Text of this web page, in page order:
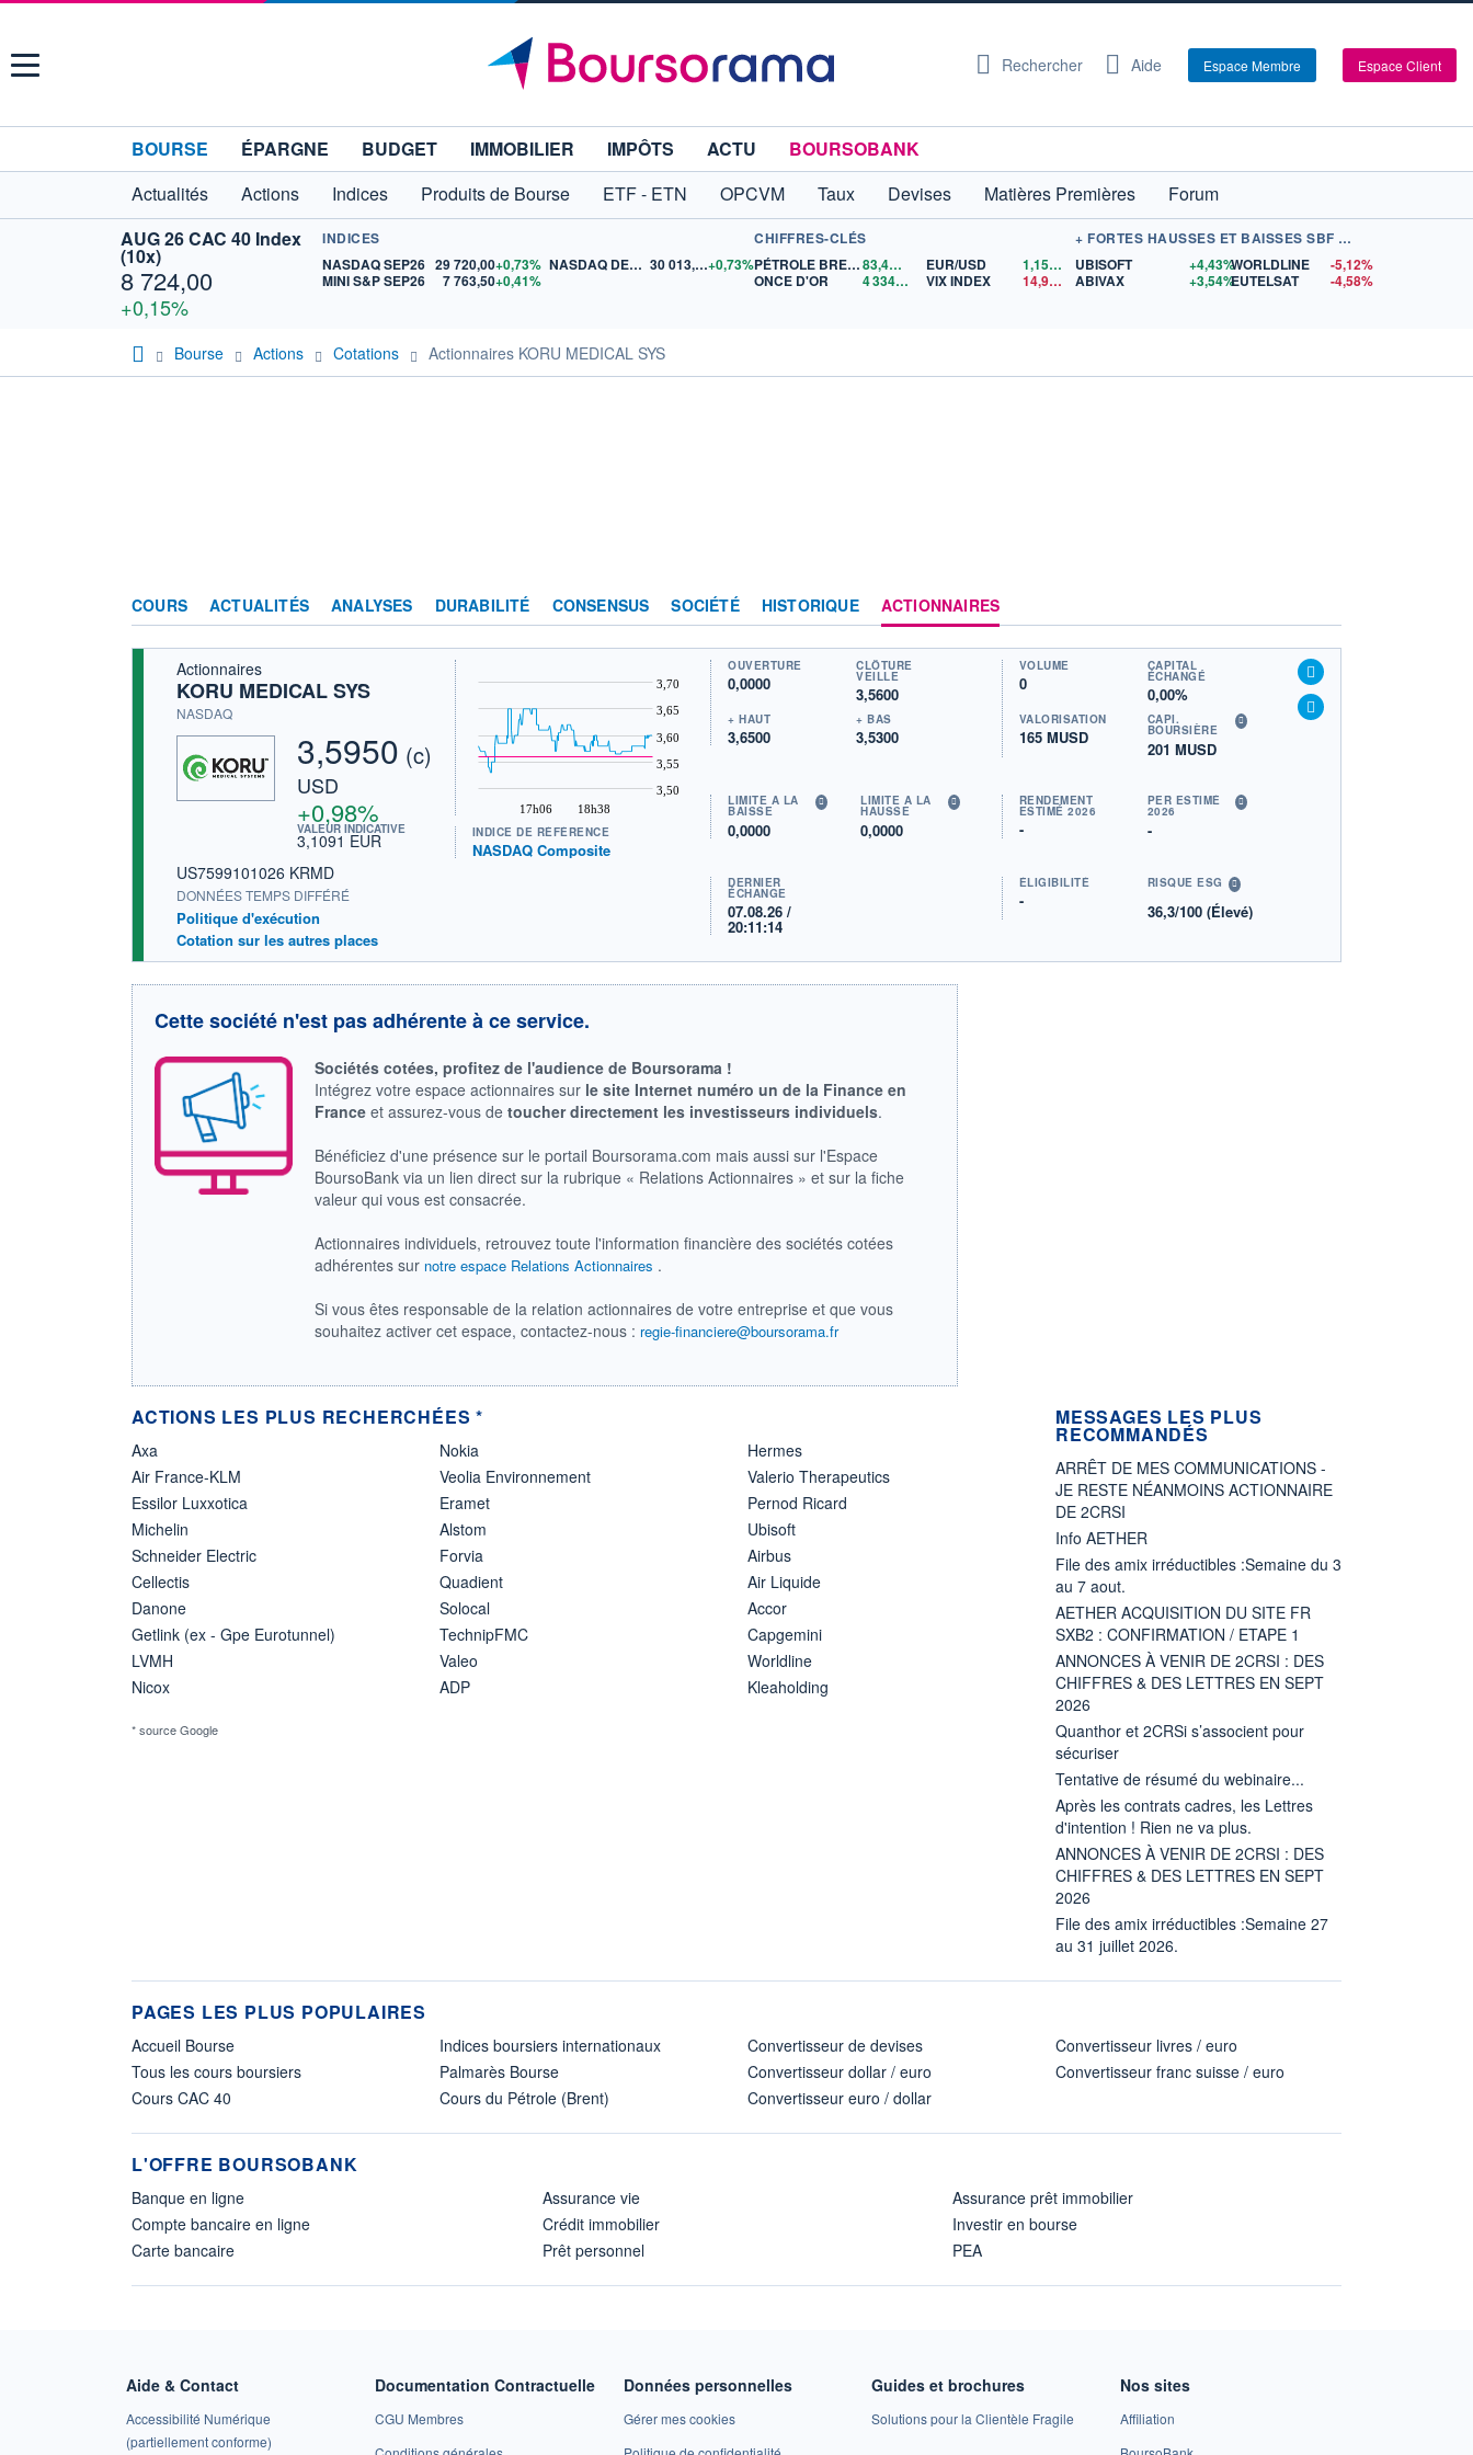
Menu Rechercher Aide Espace Membre Espace Client
BOURSE ÉPARGNE BUDGET IMMOBILIER IMPÔTS ACTU
BOURSOBANK
Actualités
Actions Indices Produits de Bourse ETF - ETN OPCVM Taux Devises Matières Premières
Forum
AUG 26 CAC 40 Index
(10x)
8 724,00
+0,15%
INDICES
NASDAQ SEP26 29 720,00+0,73%
MINI S&P SEP26
7 763,50+0,41%
NASDAQ DEC26 30 013,75+0,73%
CHIFFRES-CLÉS
PÉTROLE BRENT
83,43$US
ONCE D'OR
4 334,45 $US
EUR/USD 1,1562
$US
VIX INDEX
14,92$US
+ FORTES HAUSSES ET BAISSES SBF 120
UBISOFT
+4,43%
ABIVAX
+3,54%
WORLDLINE
-5,12%
EUTELSAT
-4,58%
Bourse Actions Cotations Actionnaires KORU MEDICAL SYS
COURS ACTUALITÉS ANALYSES DURABILITÉ CONSENSUS SOCIÉTÉ HISTORIQUE ACTIONNAIRES
Actionnaires
KORU MEDICAL SYS
NASDAQ
3,5950 (c)
USD
+0,98%
VALEUR INDICATIVE
3,1091 EUR
US7599101026 KRMD
DONNÉES TEMPS DIFFÉRÉ
Politique d'exécution
Cotation sur les autres places
17h06 18h38
3,50
3,55
3,60
3,65
3,70
INDICE DE RÉFÉRENCE
NASDAQ Composite
OUVERTURE
0,0000
CLÔTURE
VEILLE
3,5600
+ HAUT
3,6500
+ BAS
3,5300
VOLUME
0
CAPITAL
ÉCHANGÉ
0,00%
VALORISATION
165 MUSD
CAPI.
BOURSIÈRE
201 MUSD
LIMITE À LA
BAISSE
0,0000
LIMITE À LA
HAUSSE
0,0000
RENDEMENT
ESTIMÉ 2026
-
PER ESTIMÉ
2026
-
DERNIER
ÉCHANGE
07.08.26 /
20:11:14
ÉLIGIBILITÉ
-
RISQUE ESG
36,3/100 (Élevé)
Cette société n'est pas adhérente à ce service.
Sociétés cotées, profitez de l'audience de Boursorama !
Intégrez votre espace actionnaires sur le site Internet numéro un de la Finance en
France et assurez-vous detoucher directement les investisseurs individuels.
Bénéficiez d'une présence sur le portail Boursorama.com mais aussi sur l'Espace
BoursoBank via un lien direct sur la rubrique « Relations Actionnaires » et sur la fiche
valeur qui vous est consacrée.
Actionnaires individuels, retrouvez toute l'information financière des sociétés cotées
adhérentes sur notre espace Relations Actionnaires .
Si vous êtes responsable de la relation actionnaires de votre entreprise et que vous
souhaitez activer cet espace, contactez-nous : regie-financiere@boursorama.fr
ACTIONS LES PLUS RECHERCHÉES *
Axa
Air France-KLM
Essilor Luxxotica
Michelin
Schneider Electric
Cellectis
Danone
Getlink (ex - Gpe Eurotunnel)
LVMH
Nicox
Nokia
Veolia Environnement
Eramet
Alstom
Forvia
Quadient
Solocal
TechnipFMC
Valeo
ADP
Hermes
Valerio Therapeutics
Pernod Ricard
Ubisoft
Airbus
Air Liquide
Accor
Capgemini
Worldline
Kleaholding
* source Google
MESSAGES LES PLUS
RECOMMANDÉS
ARRÊT DE MES COMMUNICATIONS -
JE RESTE NÉANMOINS ACTIONNAIRE
DE 2CRSI
Info AETHER
File des amix irréductibles :Semaine du 3
au 7 aout.
AETHER ACQUISITION DU SITE FR
SXB2 : CONFIRMATION / ETAPE 1
ANNONCES À VENIR DE 2CRSI : DES
CHIFFRES & DES LETTRES EN SEPT
2026
Quanthor et 2CRSi s’associent pour
sécuriser
Tentative de résumé du webinaire...
Après les contrats cadres, les Lettres
d'intention ! Rien ne va plus.
ANNONCES À VENIR DE 2CRSI : DES
CHIFFRES & DES LETTRES EN SEPT
2026
File des amix irréductibles :Semaine 27
au 31 juillet 2026.
PAGES LES PLUS POPULAIRES
Accueil Bourse
Tous les cours boursiers
Cours CAC 40
Indices boursiers internationaux
Palmarès Bourse
Cours du Pétrole (Brent)
Convertisseur de devises
Convertisseur dollar / euro
Convertisseur euro / dollar
Convertisseur livres / euro
Convertisseur franc suisse / euro
L'OFFRE BOURSOBANK
Banque en ligne
Compte bancaire en ligne
Carte bancaire
Assurance vie
Crédit immobilier
Prêt personnel
Assurance prêt immobilier
Investir en bourse
PEA
Aide & Contact
Accessibilité Numérique
(partiellement conforme)
Documentation Contractuelle
CGU Membres
Données personnelles
Gérer mes cookies
Guides et brochures
Solutions pour la Clientèle Fragile
Nos sites
Affiliation